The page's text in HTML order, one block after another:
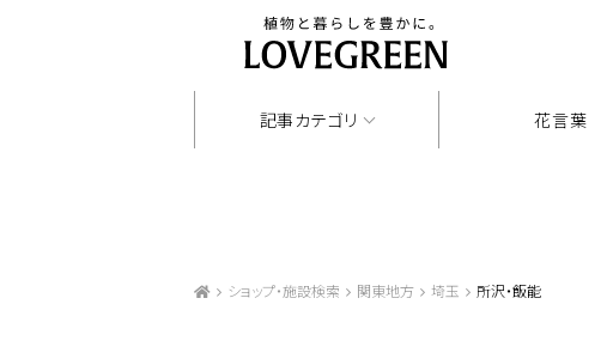
記事カテゴリ 花言葉
ショップ・施設検索 関東地方 埼玉 所沢・飯能